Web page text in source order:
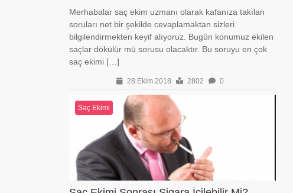
Merhabalar saç ekim uzmanı olarak kafanıza takılan
soruları net bir şekilde cevaplamaktan sizleri
bilgilendirmekten keyif alıyoruz. Bugün konumuz ekilen
saçlar dökülür mü sorusu olacaktır. Bu soruyu en çok
saç ekimi […]
28 Ekim 2018 2802 0
Saç Ekimi